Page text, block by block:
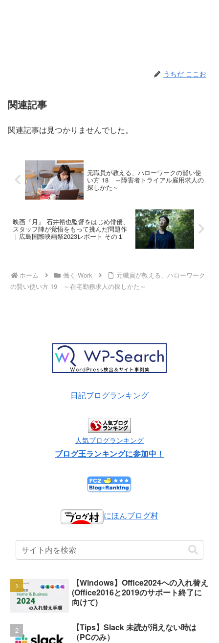
うちだ ここお
関連記事
関連記事は見つかりませんでした。
元職員が教える、ハローワークの賢い使
い方 18 ～障害者トライアル雇用求人の
探しかた～
映画『月』 石井裕也監督をはじめ俳優、
スタッフ陣が覚悟をもって挑んだ問題作
｜広島国際映画祭2023レポート その１
ホーム 働く-Work
元職員が教える、ハローワーク
の賢い使い方 19 ～在宅勤務求人の探しかた～
日記ブログランキング
人気ブログランキング
ブログ王ランキングに参加中！
にほんブログ村
【Windows】Office2024への入れ替え
(Office2016と2019のサポート終了に
向けて)
【Tips】Slack 未読が消えない時は
（PCのみ）